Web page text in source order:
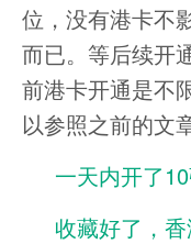
位，没有港卡不
而已。等后续开
前港卡开通是不
以参照之前的文
一天内开了
收藏好了，